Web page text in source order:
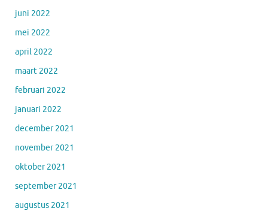
juni 2022
mei 2022
april 2022
maart 2022
februari 2022
januari 2022
december 2021
november 2021
oktober 2021
september 2021
augustus 2021